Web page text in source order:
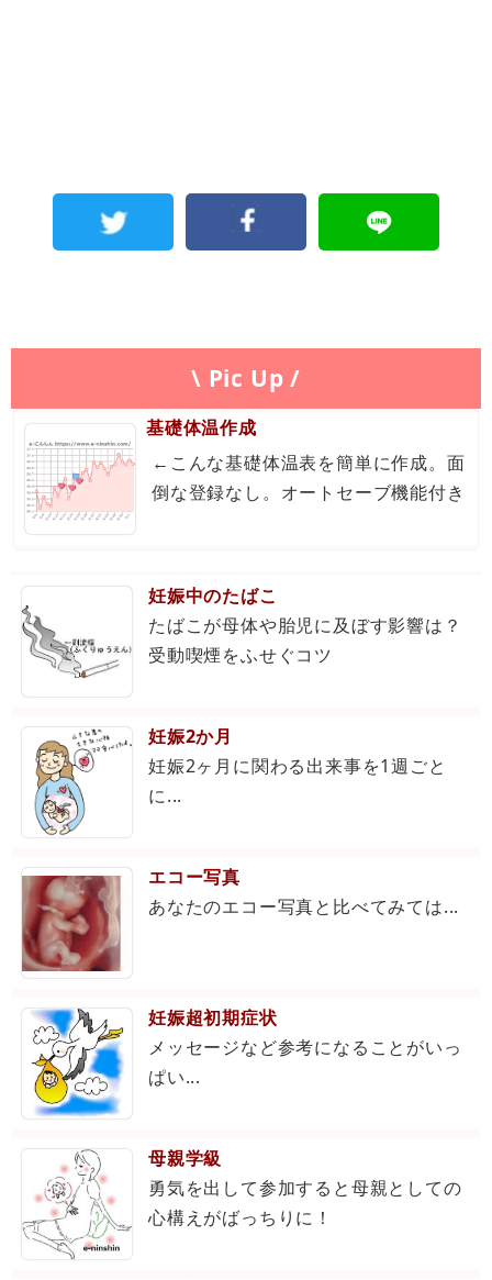
\ Pic Up /
基礎体温作成
←こんな基礎体温表を簡単に作成。面
倒な登録なし。オートセーブ機能付き
妊娠中のたばこ
たばこが母体や胎児に及ぼす影響は？
受動喫煙をふせぐコツ
妊娠2か月
妊娠2ヶ月に関わる出来事を1週ごと
に...
エコー写真
あなたのエコー写真と比べてみては...
妊娠超初期症状
メッセージなど参考になることがいっ
ぱい...
母親学級
勇気を出して参加すると母親としての
心構えがばっちりに！